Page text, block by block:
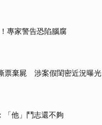
專家警告恐陷腦腐
票棄屍 涉案假閨密近況曝光
「他」鬥志還不夠